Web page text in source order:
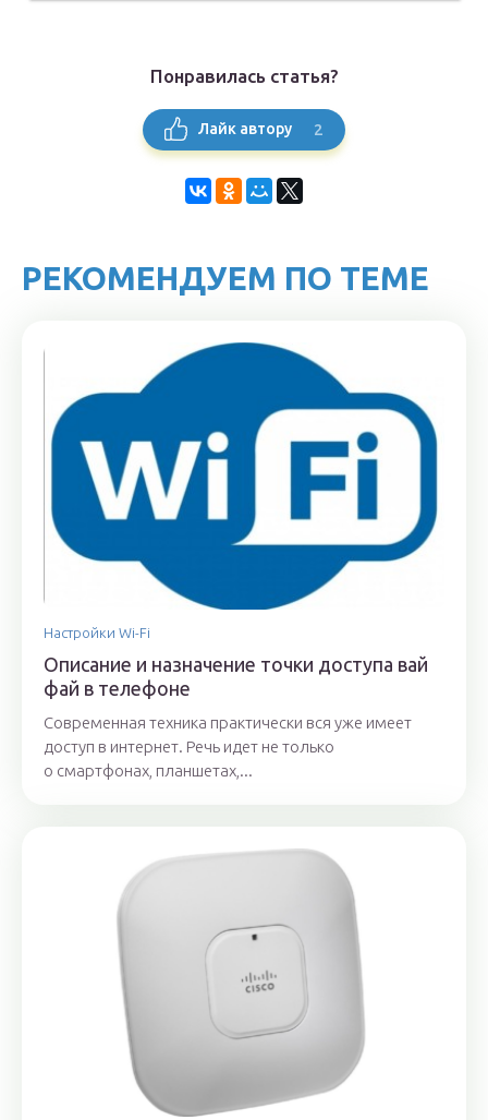
Понравилась статья?
Лайк автору 2
РЕКОМЕНДУЕМ ПО ТЕМЕ
Настройки Wi-Fi
Описание и назначение точки доступа вай
фай в телефоне
Современная техника практически вся уже имеет
доступ в интернет. Речь идет не только
о смартфонах, планшетах,...